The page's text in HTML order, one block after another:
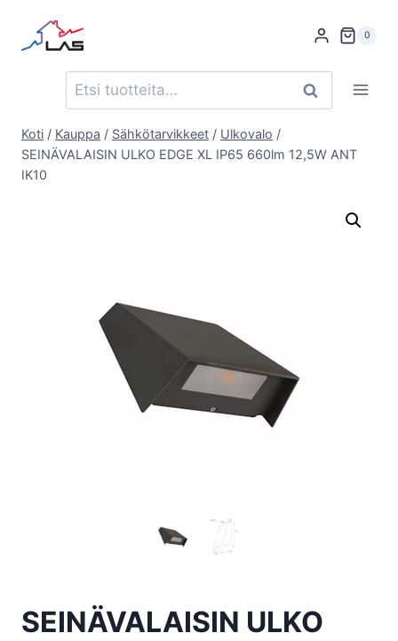
sisältöön
0
Etsi: Haku
Koti / Kauppa / Sähkötarvikkeet / Ulkovalo /
SEINÄVALAISIN ULKO EDGE XL IP65 660lm 12,5W ANT
IK10
SEINÄVALAISIN ULKO